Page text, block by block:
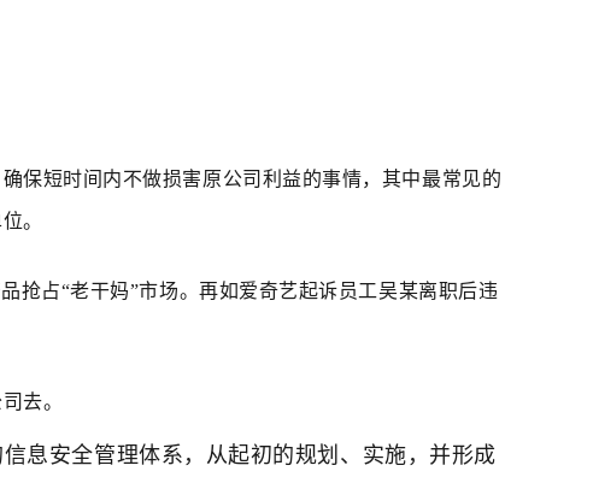
保短时间内不做损害原公司利益的事情，其中最常见的
。
抢占“老干妈”市场。再如爱奇艺起诉员工吴某离职后违
去。
息安全管理体系，从起初的规划、实施，并形成